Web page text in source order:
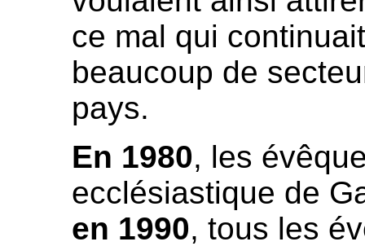
ce mal qui
beaucoup de
pays.
En 1980, les
ecclésiastique de
en 1990, tous les